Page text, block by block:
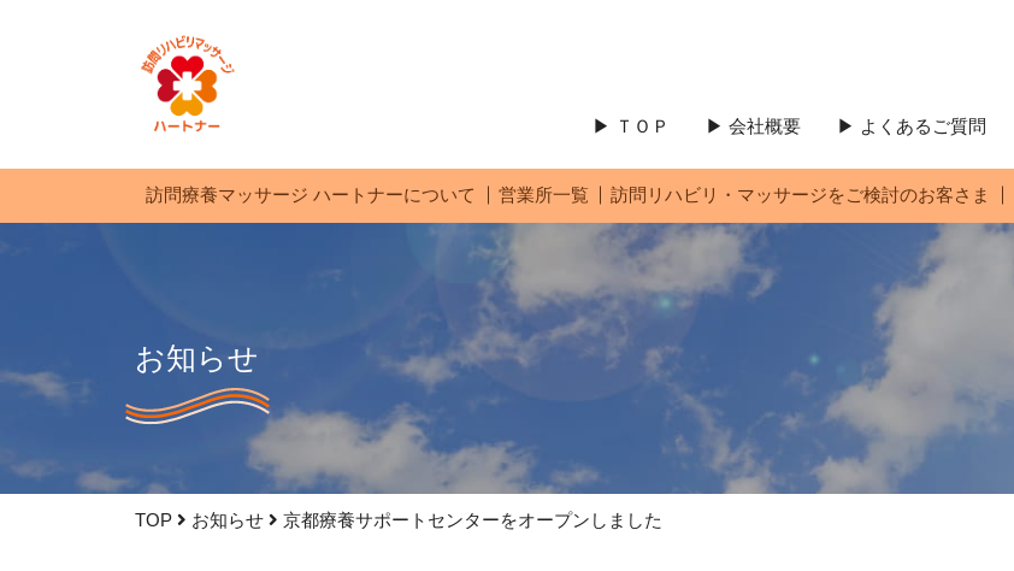
▶ ＴＯＰ ▶ 会社概要 ▶ よくあるご質問
訪問療養マッサージ ハートナーについて 営業所一覧 訪問リハビリ・マッサージをご検討のお客さま
お知らせ
TOP お知らせ 京都療養サポートセンターをオープンしました